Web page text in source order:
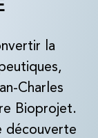
la
Charles
Bioprojet.
découverte